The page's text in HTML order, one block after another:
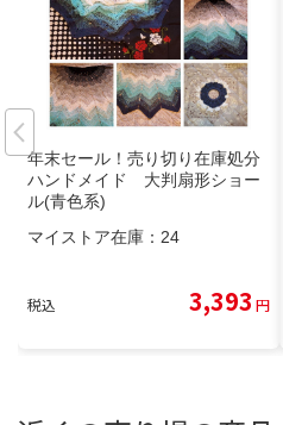
年末セール！売り切り在庫処分
ハンドメイド 大判扇形ショー
ル(青色系)
マイストア在庫： 24
税込 3,393 円